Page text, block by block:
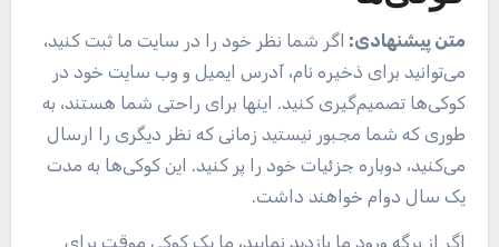
متن پیشنهادی: اگر شما نظر خود را در سایت ما ثبت کنید،
می‌توانید برای ذخیره نام، آدرس ایمیل و وب سایت خود در
کوکی‌ها تصمیم‌گیری کنید. اینها برای راحتی شما هستند، به
طوری که شما مجبور نیستید زمانی که نظر دیگری را ارسال
می‌کنید، دوباره جزئیات خود را پر کنید. این کوکی‌ها به مدت
یک سال دوام خواهند داشت.
اگر از برگه ورود ما بازدید نمایید، ما یک کوکی موقت برای